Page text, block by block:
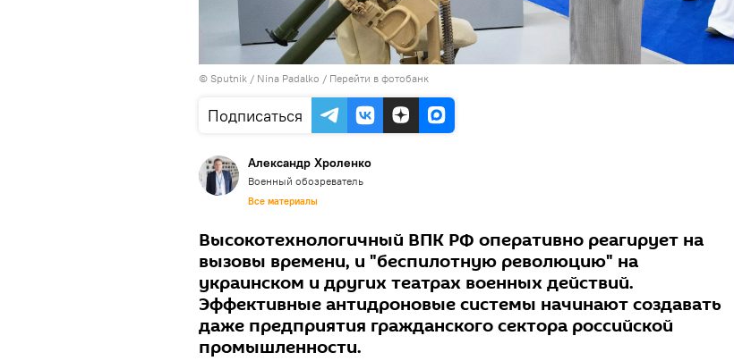
© Sputnik / Nina Padalko / Перейти в фотобанк
Подписаться
Александр Хроленко
Военный обозреватель
Все материалы
Высокотехнологичный ВПК РФ оперативно реагирует на
вызовы времени, и "беспилотную революцию" на
украинском и других театрах военных действий.
Эффективные антидроновые системы начинают создавать
даже предприятия гражданского сектора российской
промышленности.